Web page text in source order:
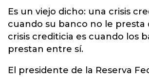
Es un viejo dicho: una crisis
cuando su banco no le presta
crisis crediticia es cuando los
prestan entre sí.
El presidente de la Reserva